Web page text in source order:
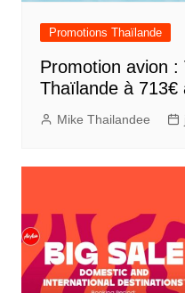
Promotions Thaïlande
Promotion avion :
Thaïlande à 713€
Mike Thailandee